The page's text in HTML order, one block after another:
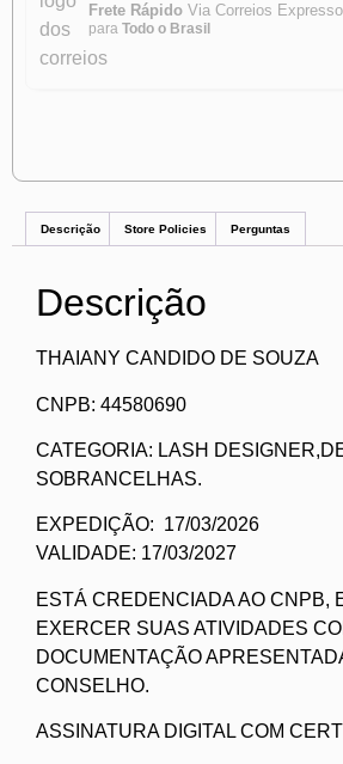
Frete Rápido Via Correios Expresso
para Todo o Brasil
Descrição Store Policies Perguntas
Descrição
THAIANY CANDIDO DE SOUZA
CNPB: 44580690
CATEGORIA: LASH
SOBRANCELHAS.
EXPEDIÇÃO: 17/03/2026
VALIDADE: 17/03/2027
ESTÁ CREDENCIADA AO CNPB,
EXERCER SUAS ATIVIDADES
DOCUMENTAÇÃO
CONSELHO.
ASSINATURA DIGITAL COM